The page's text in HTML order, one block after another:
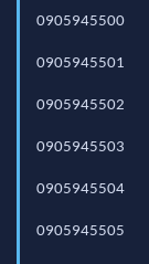
0905945500
0905945501
0905945502
0905945503
0905945504
0905945505